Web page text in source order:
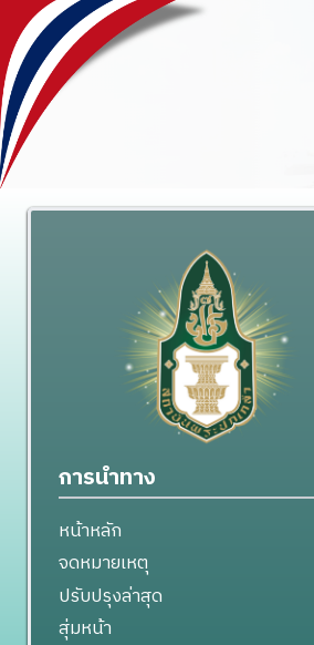
การนำทาง
หน้าหลัก
จดหมายเหตุ
ปรับปรุงล่าสุด
สุ่มหน้า